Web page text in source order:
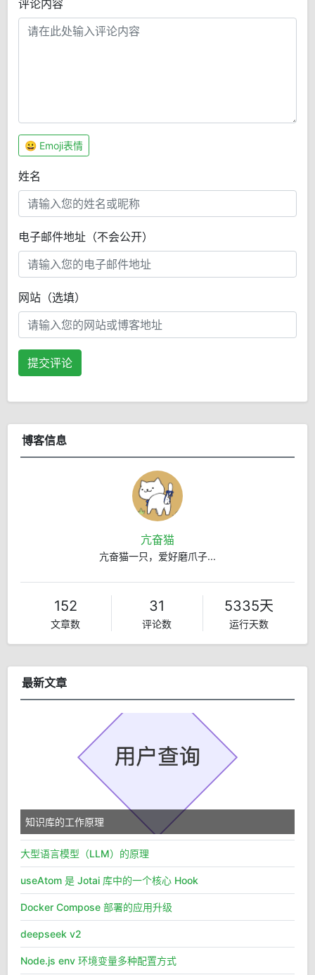
评论内容
😀 Emoji表情
姓名
电子邮件地址（不会公开）
网站（选填）
提交评论
博客信息
亢奋猫
亢奋猫一只，爱好磨爪子...
152
文章数
31
评论数
5335天
运行天数
最新文章
知识库的工作原理
大型语言模型（LLM）的原理
useAtom 是 Jotai 库中的一个核心 Hook
Docker Compose 部署的应用升级
deepseek v2
Node.js env 环境变量多种配置方式